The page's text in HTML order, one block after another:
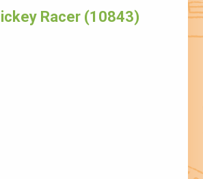
Racer (10843)